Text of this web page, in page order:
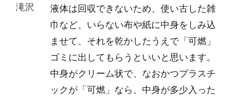
滝沢
液体は回収できないため、使い古した雑
巾など、いらない布や紙に中身をしみ込
ませて、それを乾かしたうえで「可燃」
ゴミに出してもらうといいと思います。
中身がクリーム状で、なおかつプラスチ
ックが「可燃」なら、中身が多少入った